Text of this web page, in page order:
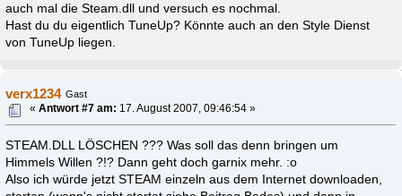
auch mal die Steam.dll und versuch es nochmal.
Hast du du eigentlich TuneUp? Könnte auch an den Style Dienst
von TuneUp liegen.
verx1234 Gast
«Antwort #7 am: 17. August 2007, 09:46:54 »
STEAM.DLL LÖSCHEN ??? Was soll das denn bringen um
Himmels Willen ?!? Dann geht doch garnix mehr. :o
Also ich würde jetzt STEAM einzeln aus dem Internet downloaden,